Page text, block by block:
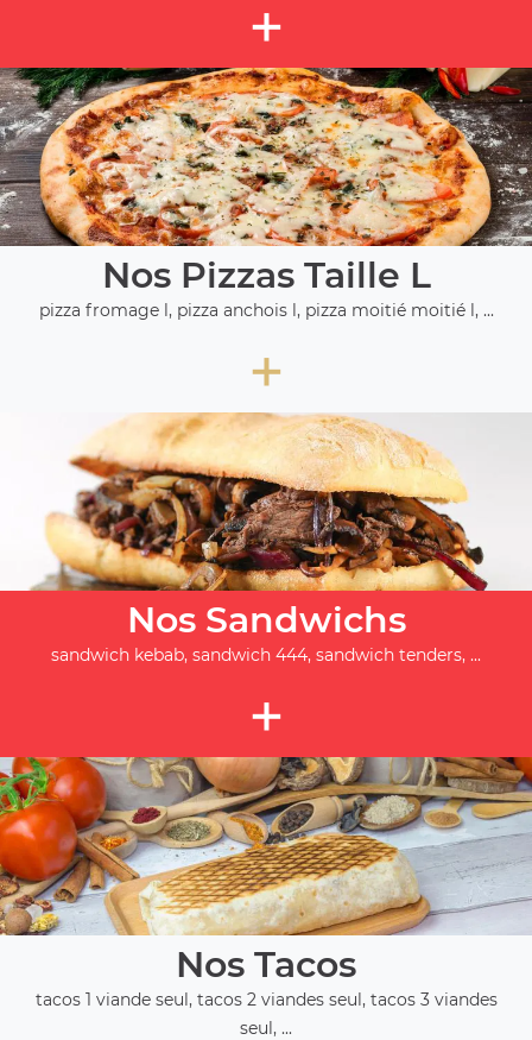
+
Nos Pizzas Taille L
pizza fromage l, pizza anchois l, pizza moitié moitié l, ...
+
Nos Sandwichs
sandwich kebab, sandwich 444, sandwich tenders, ...
+
Nos Tacos
tacos 1 viande seul, tacos 2 viandes seul, tacos 3 viandes
seul, ...